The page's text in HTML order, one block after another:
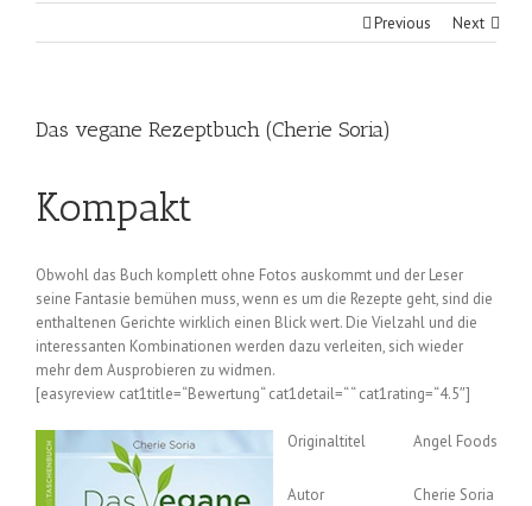
Previous Next
Das vegane Rezeptbuch (Cherie Soria)
Kompakt
Obwohl das Buch komplett ohne Fotos auskommt und der Leser
seine Fantasie bemühen muss, wenn es um die Rezepte geht, sind die
enthaltenen Gerichte wirklich einen Blick wert. Die Vielzahl und die
interessanten Kombinationen werden dazu verleiten, sich wieder
mehr dem Ausprobieren zu widmen.
[easyreview cat1title=“Bewertung“ cat1detail=“ “ cat1rating=“4.5″]
Originaltitel Angel Foods
Autor Cherie Soria